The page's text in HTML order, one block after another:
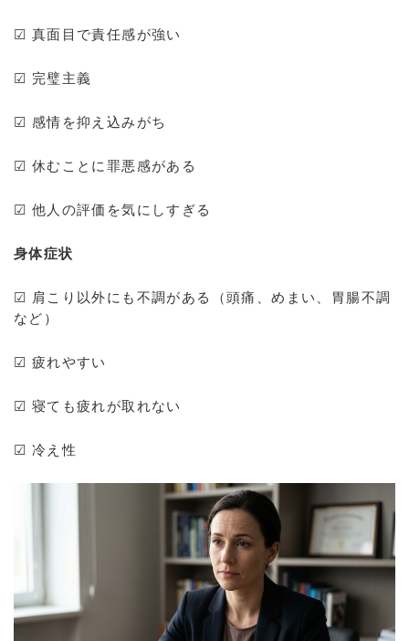
☑ 真面目で責任感が強い
☑ 完璧主義
☑ 感情を抑え込みがち
☑ 休むことに罪悪感がある
☑ 他人の評価を気にしすぎる
身体症状
☑ 肩こり以外にも不調がある（頭痛、めまい、胃腸不調
など）
☑ 疲れやすい
☑ 寝ても疲れが取れない
☑ 冷え性